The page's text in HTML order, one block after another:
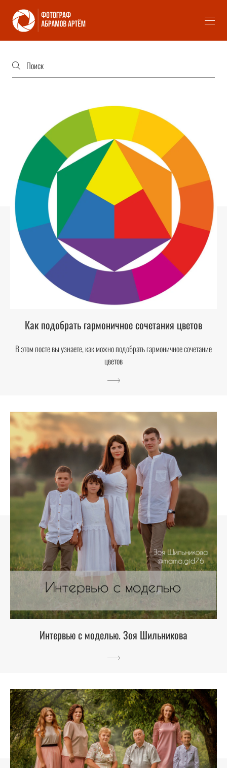
Как подобрать гармоничное сочетания цветов
В этом посте вы узнаете, как можно подобрать гармоничное сочетание
цветов
Интервью с моделью. Зоя Шильникова